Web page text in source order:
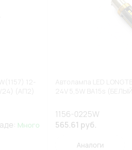
Много
1156-0225W
565.61 руб.
Аналоги